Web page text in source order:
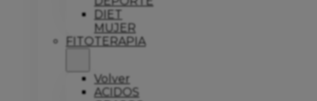
DIET
MUJER
FITOTERAPIA
Volver
ACIDOS